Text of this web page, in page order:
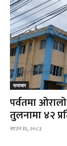
समाचार
पर्वतमा
तुलनामा ४२
साउन १६, २०८३